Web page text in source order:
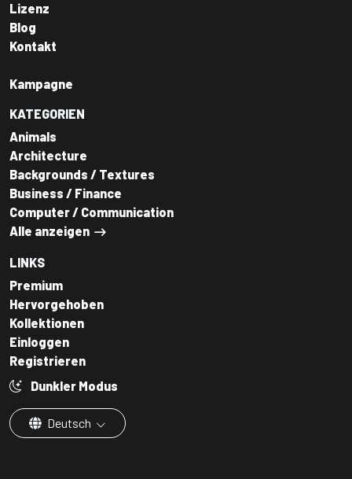
Lizenz
Blog
Kontakt
Kampagne
KATEGORIEN
Animals
Architecture
Backgrounds / Textures
Business / Finance
Computer / Communication
Alle anzeigen
LINKS
Premium
Hervorgehoben
Kollektionen
Einloggen
Registrieren
Dunkler Modus
Deutsch